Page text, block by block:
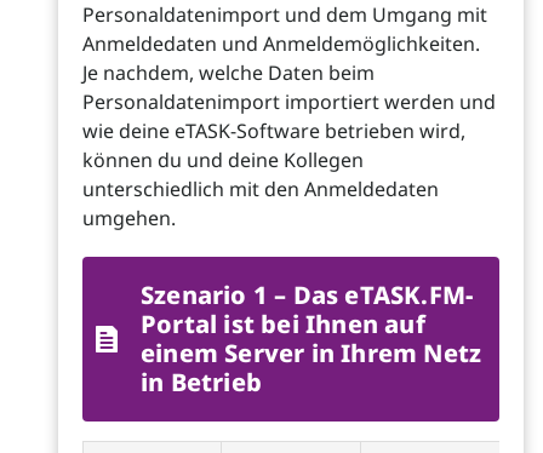
Personaldatenimport und dem Umgang mit
Anmeldedaten und Anmeldemöglichkeiten.
Je nachdem, welche Daten beim
Personaldatenimport importiert werden und
wie deine eTASK-Software betrieben wird,
können du und deine Kollegen
unterschiedlich mit den Anmeldedaten
umgehen.
Szenario 1 – Das eTASK.FM-
Portal ist bei Ihnen auf
einem Server in Ihrem Netz
in Betrieb